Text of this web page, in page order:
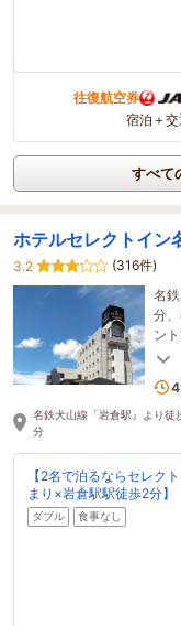
往復航空券
宿泊＋
すべて
ホテルセレクトイン
3.2
(316件)
名
分
ン
ン
名鉄犬山線「岩倉駅』より
分
【2名で泊るならセレク
まり×岩倉駅駅徒歩2分】
ダブル 食事なし